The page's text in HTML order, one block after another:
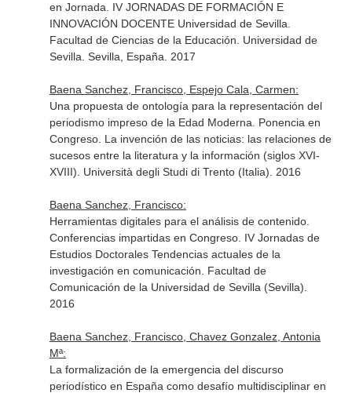
en Jornada. IV JORNADAS DE FORMACIÓN E
INNOVACIÓN DOCENTE Universidad de Sevilla.
Facultad de Ciencias de la Educación. Universidad de
Sevilla. Sevilla, España. 2017
Baena Sanchez, Francisco, Espejo Cala, Carmen:
Una propuesta de ontología para la representación del
periodismo impreso de la Edad Moderna. Ponencia en
Congreso. La invención de las noticias: las relaciones de
sucesos entre la literatura y la información (siglos XVI-
XVIII). Università degli Studi di Trento (Italia). 2016
Baena Sanchez, Francisco:
Herramientas digitales para el análisis de contenido.
Conferencias impartidas en Congreso. IV Jornadas de
Estudios Doctorales Tendencias actuales de la
investigación en comunicación. Facultad de
Comunicación de la Universidad de Sevilla (Sevilla).
2016
Baena Sanchez, Francisco, Chavez Gonzalez, Antonia
Mª:
La formalización de la emergencia del discurso
periodístico en España como desafío multidisciplinar en